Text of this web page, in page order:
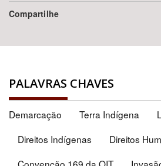
Compartilhe
PALAVRAS CHAVES
Demarcação Terra Indígena
Direitos Indígenas
Direitos